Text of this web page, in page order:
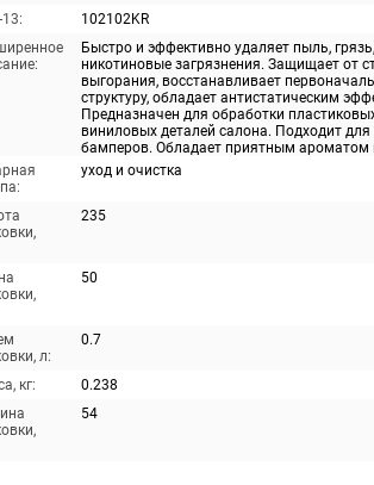
13:
102102KR
Быстро и эффективно удаляет пыль,
никотиновые загрязнения. Защищает от
выгорания, восстанавливает
структуру, обладает антистатическим
Предназначен для обработки
виниловых деталей салона. Подходит
бамперов. Обладает приятным ароматом
уход и очистка
235
50
л:
0.7
кг:
0.238
54